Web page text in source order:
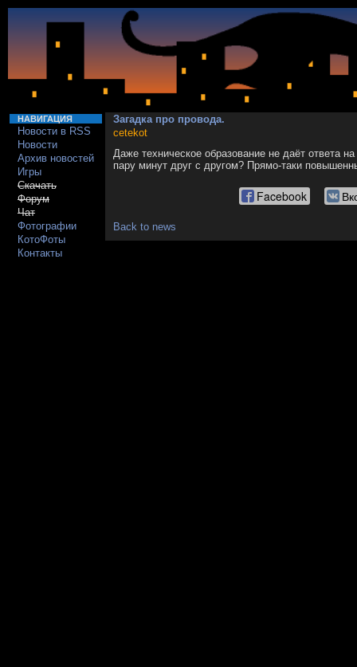
НАВИГАЦИЯ
Новости в RSS
Новости
Архив новостей
Игры
Скачать
Форум
Чат
Фотографии
КотоФоты
Контакты
Загадка про провода.
cetekot
Даже техническое образование не даёт ответа
пару минут друг с другом? Прямо-таки
Facebook
Back to news